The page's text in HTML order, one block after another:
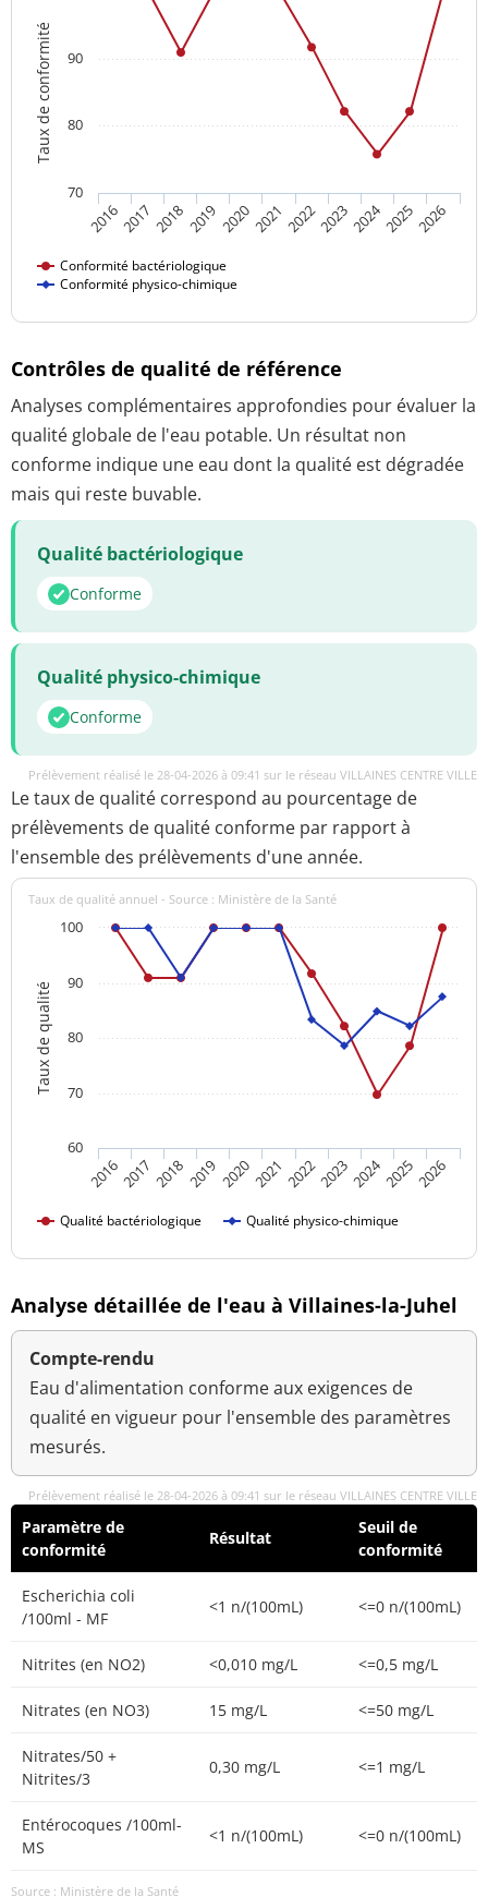
Taux de conformité
Conformité bactériologique
Conformité physico-chimique
20162017 201820192020202120222023202420252026
70
80
90
Contrôles de qualité de référence
Analyses complémentaires approfondies pour évaluer la
qualité globale de l'eau potable. Un résultat non
conforme indique une eau dont la qualité est dégradée
mais qui reste buvable.
Qualité bactériologique
Conforme
Qualité physico-chimique
Conforme
Prélèvement réalisé le 28-04-2026 à 09:41 sur le réseau VILLAINES CENTRE VILLE
Le taux de qualité correspond au pourcentage de
prélèvements de qualité conforme par rapport à
l'ensemble des prélèvements d'une année.
Taux de qualité
Taux de qualité annuel - Source : Ministère de la Santé
Qualité bactériologique Qualité physico-chimique
20162017 201820192020202120222023202420252026
60
70
80
90
100
Analyse détaillée de l'eau à Villaines-la-Juhel
Compte-rendu
Eau d'alimentation conforme aux exigences de
qualité en vigueur pour l'ensemble des paramètres
mesurés.
Prélèvement réalisé le 28-04-2026 à 09:41 sur le réseau VILLAINES CENTRE VILLE
Paramètre de
conformité
Résultat
Seuil de
conformité
Escherichia coli
/100ml - MF
<1 n/(100mL) <=0 n/(100mL)
Nitrites (en NO2) <0,010 mg/L <=0,5 mg/L
Nitrates (en NO3) 15 mg/L <=50 mg/L
Nitrates/50 +
Nitrites/3
0,30 mg/L <=1 mg/L
Entérocoques /100ml-
MS
<1 n/(100mL) <=0 n/(100mL)
Source : Ministère de la Santé